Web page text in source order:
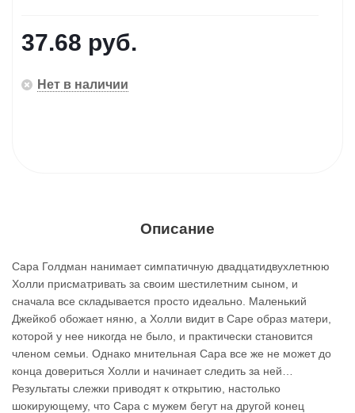
37.68 руб.
Нет в наличии
Описание
Сара Голдман нанимает симпатичную двадцатидвухлетнюю
Холли присматривать за своим шестилетним сыном, и
сначала все складывается просто идеально. Маленький
Джейкоб обожает няню, а Холли видит в Саре образ матери,
которой у нее никогда не было, и практически становится
членом семьи. Однако мнительная Сара все же не может до
конца довериться Холли и начинает следить за ней…
Результаты слежки приводят к открытию, настолько
шокирующему, что Сара с мужем бегут на другой конец